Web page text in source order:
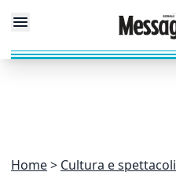
Home Cultura e spettacoli